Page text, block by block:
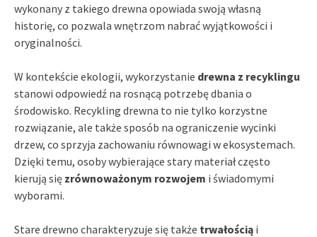
wykonany z takiego drewna opowiada swoją własną
historię, co pozwala wnętrzom nabrać wyjątkowości i
oryginalności.
W kontekście ekologii, wykorzystanie drewna z recyklingu
stanowi odpowiedź na rosnącą potrzebę dbania o
środowisko. Recykling drewna to nie tylko korzystne
rozwiązanie, ale także sposób na ograniczenie wycinki
drzew, co sprzyja zachowaniu równowagi w ekosystemach.
Dzięki temu, osoby wybierające stary materiał często
kierują się zrównoważonym rozwojem i świadomymi
wyborami.
Stare drewno charakteryzuje się także trwałością i